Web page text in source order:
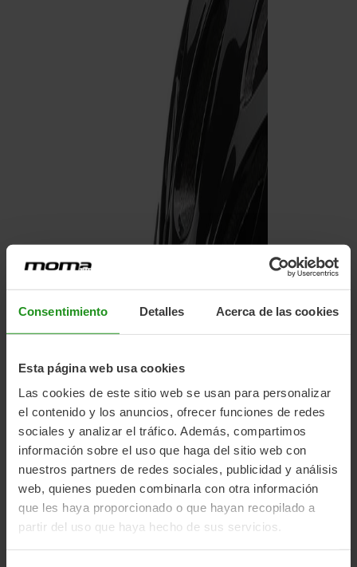
Consentimiento Detalles Acerca de las cookies
Esta página web usa cookies
Las cookies de este sitio web se usan para personalizar
el contenido y los anuncios, ofrecer funciones de redes
sociales y analizar el tráfico. Además, compartimos
información sobre el uso que haga del sitio web con
nuestros partners de redes sociales, publicidad y análisis
web, quienes pueden combinarla con otra información
que les haya proporcionado o que hayan recopilado a
partir del uso que haya hecho de sus servicios.